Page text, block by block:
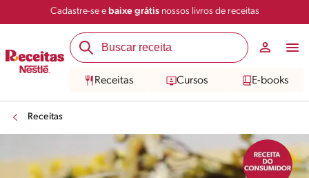
Cadastre-se e baixe grátisnossos livros de receitas
Receitas Cursos E-books
Receitas
Salvar Compartilhar